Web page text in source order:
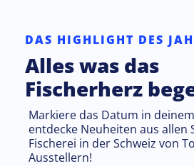
DAS HIGHLIGHT DES
Alles was das
Fischerherz
Markiere das Datum in
entdecke Neuheiten aus allen
Fischerei in der Schweiz von
Ausstellern!